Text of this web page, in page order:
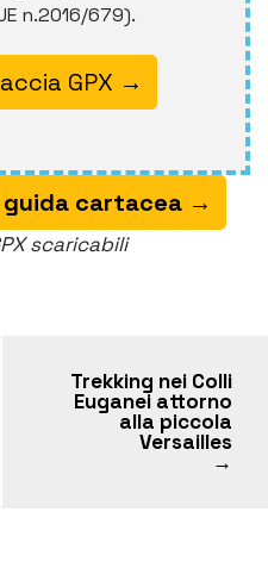
n.2016/679).
guida cartacea →
scaricabili
Trekking nei Colli
Euganei attorno
alla piccola
Versailles
→